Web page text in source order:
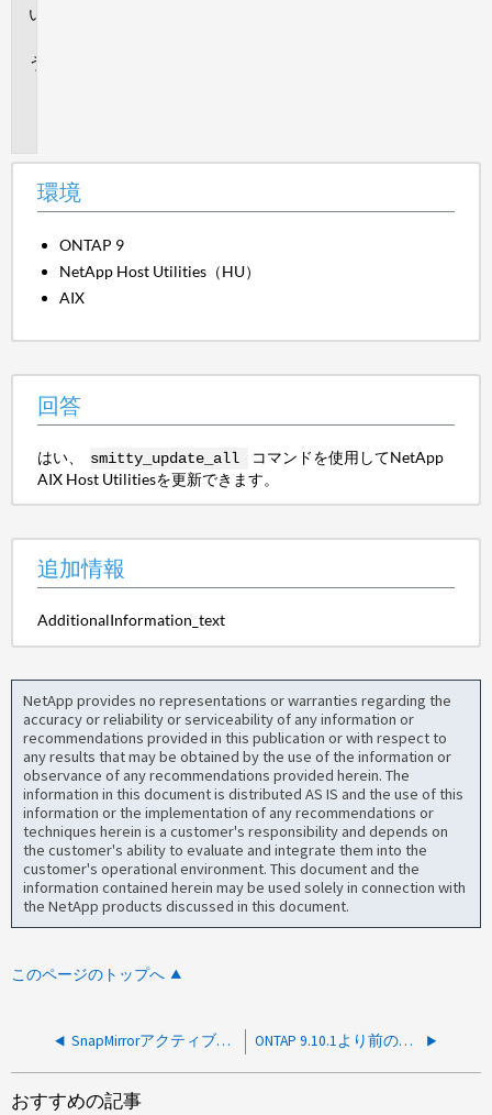
環境
ONTAP 9
NetApp Host Utilities（HU）
AIX
回答
はい、 smitty_update_all
コマンドを使用してNetApp
AIX Host Utilitiesを更新できます。
追加情報
AdditionalInformation_text
NetApp provides no representations or warranties regarding the
accuracy or reliability or serviceability of any information or
recommendations provided in this publication or with respect to
any results that may be obtained by the use of the information or
observance of any recommendations provided herein. The
information in this document is distributed AS IS and the use of this
information or the implementation of any recommendations or
techniques herein is a customer's responsibility and depends on
the customer's ability to evaluate and integrate them into the
customer's operational environment. This document and the
information contained herein may be used solely in connection with
the NetApp products discussed in this document.
このページのトップへ
SnapMirrorアクティブ同期（SM-as、SM-BC）を使用してWindows LUNを移行できますか。 ONTAP 9.10.1より前の既存のセットアップでNVMe/TCPを使用できますか？
おすすめの記事